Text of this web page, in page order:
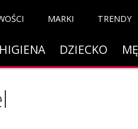
MARKI TRENDY
HIGIENA DZIECKO